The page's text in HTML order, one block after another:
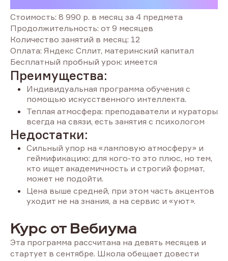
Стоимость: 8 990 р. в месяц за 4 предмета
Продолжительность: от 9 месяцев
Количество занятий в месяц: 12
Оплата: Яндекс Сплит, материнский капитал
Бесплатный пробный урок: имеется
Преимущества:
Индивидуальная программа обучения с
помощью искусственного интеллекта.
Теплая атмосфера: преподаватели и кураторы
всегда на связи, есть занятия с психологом
Недостатки:
Сильный упор на «ламповую атмосферу» и
геймификацию: для кого-то это плюс, но тем,
кто ищет академичность и строгий формат,
может не подойти.
Цена выше средней, при этом часть акцентов
уходит не на знания, а на сервис и «уют».
Курс от Вебиума
Эта программа рассчитана на девять месяцев и
стартует в сентябре. Школа обещает довести